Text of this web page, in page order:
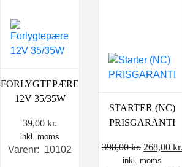
FORLYGTEPÆRE
12V 35/35W
39,00 kr.
inkl. moms
Varenr: 10102
STARTER (NC)
PRISGARANTI
398,00kr. Den
268,00 kr.
inkl. moms